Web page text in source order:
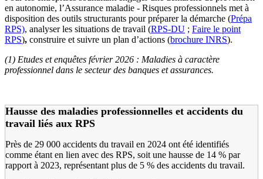
en autonomie, l’Assurance maladie - Risques professionnels met à
disposition des outils structurants pour préparer la démarche (Prépa
RPS), analyser les situations de travail (RPS-DU ; Faire le point
RPS), construire et suivre un plan d’actions (brochure INRS).
(1) Etudes et enquêtes février 2026 : Maladies à caractère
professionnel dans le secteur des banques et assurances.
Hausse des maladies professionnelles et accidents du
travail liés aux RPS
Près de 29 000 accidents du travail en 2024 ont été identifiés
comme étant en lien avec des RPS, soit une hausse de 14 % par
rapport à 2023, représentant plus de 5 % des accidents du travail.